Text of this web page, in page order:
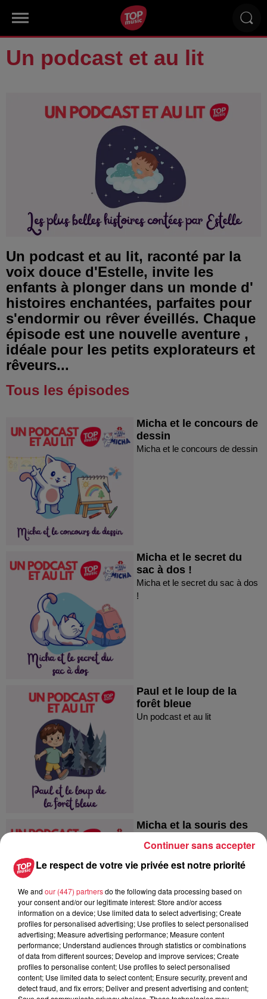
Un podcast et au lit
Un podcast et au lit, raconté par la
voix douce d'Estelle, invite les
enfants à plonger dans un monde d'
histoires enchantées, parfaites pour
s'endormir ou rêver éveillés. Chaque
épisode est une nouvelle aventure ,
idéale pour les petits explorateurs et
rêveurs...
Tous les épisodes
Micha et le concours de
dessin
Micha et le concours de dessin
Micha et le secret du
sac à dos !
Micha et le secret du sac à dos
!
Paul et le loup de la
forêt bleue
Un podcast et au lit
Micha et la souris des
Un podcast et au lit
Micha et la grande
évasion des canards
Un podcast et au lit
Le respect de votre vie privée est notre priorité
We and our (447) partnersdo the following data processing based on
your consent and/or our legitimate interest: Store and/or access
information on a device; Use limited data to select advertising; Create
profiles for personalised advertising; Use profiles to select personalised
advertising; Measure advertising performance; Measure content
performance; Understand audiences through statistics or combinations
of data from different sources; Develop and improve services; Create
profiles to personalise content; Use profiles to select personalised
content; Use limited data to select content; Ensure security, prevent and
detect fraud, and fix errors; Deliver and present advertising and content;
Continuer sans accepter